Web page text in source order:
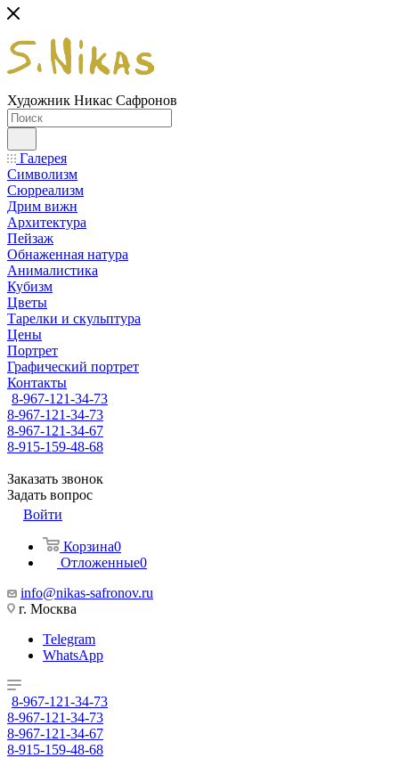
Художник Никас Сафронов
Галерея
Символизм
Сюрреализм
Дрим вижн
Архитектура
Пейзаж
Обнаженная натура
Анималистика
Кубизм
Цветы
Тарелки и скульптура
Цены
Портрет
Графический портрет
Контакты
8-967-121-34-73
8-967-121-34-73
8-967-121-34-67
8-915-159-48-68
Заказать звонок
Задать вопрос
Войти
Корзина0
Отложенные0
info@nikas-safronov.ru
г. Москва
Telegram
WhatsApp
8-967-121-34-73
8-967-121-34-73
8-967-121-34-67
8-915-159-48-68